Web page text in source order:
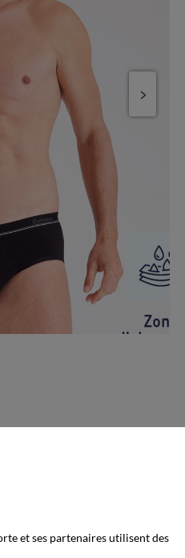
et ses partenaires utilisent des